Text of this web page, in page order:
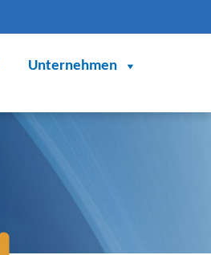
Unternehmen